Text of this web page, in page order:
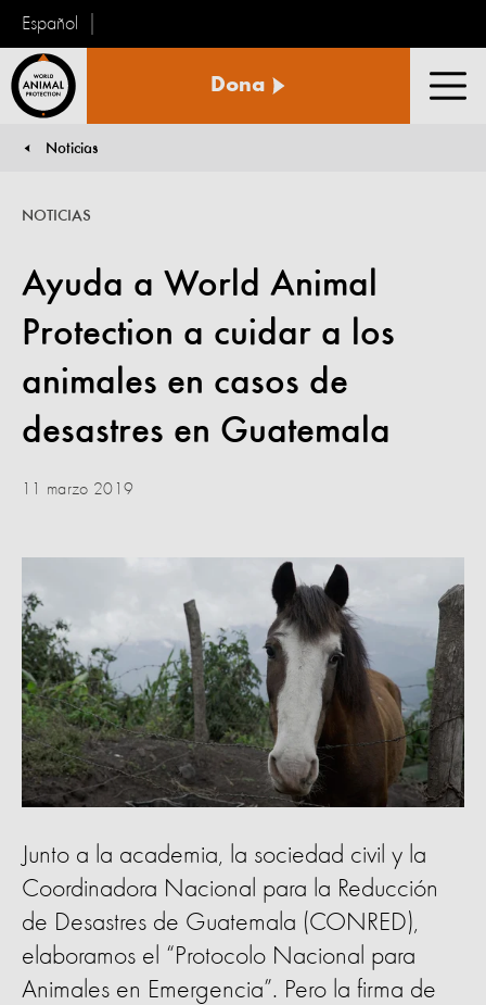
Español
Animal
Dona
Noticias
Ayuda a World Animal
Protection a cuidar a los
animales en casos de
desastres en Guatemala
NOTICIAS
11 marzo 2019
Junto a la academia, la sociedad civil y la
Coordinadora Nacional para la Reducción
de Desastres de Guatemala (CONRED),
elaboramos el “Protocolo Nacional para
Animales en Emergencia”. Pero la firma de